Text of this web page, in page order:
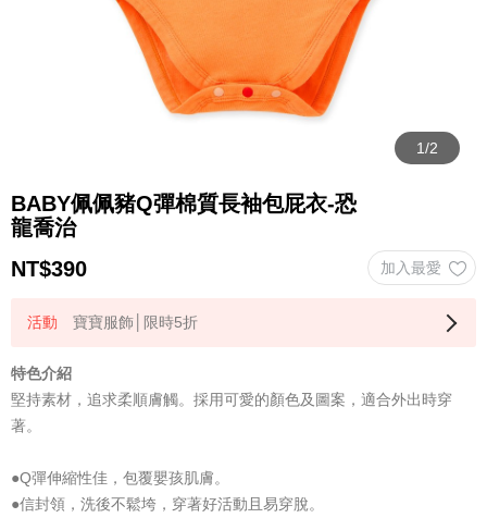
BABY佩佩豬Q彈棉質長袖包屁衣-恐
龍喬治
NT$390
寶寶服飾│限時5折
特色介紹
堅持素材，追求柔順膚觸。採用可愛的顏色及圖案，適合外出時穿
著。
●Q彈伸縮性佳，包覆嬰孩肌膚。
●信封領，洗後不鬆垮，穿著好活動且易穿脫。